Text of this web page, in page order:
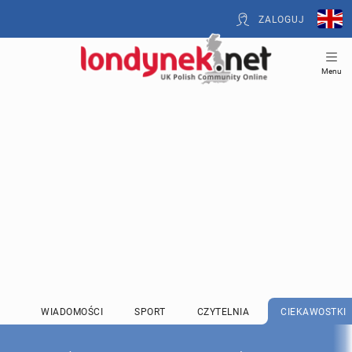
ZALOGUJ
Menu
WIADOMOŚCI SPORT CZYTELNIA CIEKAWOSTKI